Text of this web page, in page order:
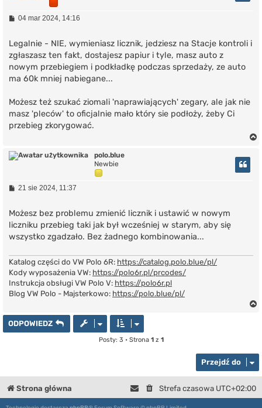
P
t
04 mar 2024, 14:16
Legalnie - NIE, wymieniasz licznik, jedziesz na Stacje kontroli i
zgłaszasz ten fakt, dostajesz papiur i tyle, masz auto z
nowym przebiegiem i podkładkę podczas sprzedaży, ze auto
ma 60k mniej nabiegane...
Możesz też szukać ziomali 'naprawiających' zegary, ale jak nie
masz 'pleców' to oficjalnie mało który sie podłoży, żeby Ci
przebieg zkorygować.
polo.blue
Newbie
P
t
21 sie 2024, 11:37
Możesz bez problemu zmienić licznik i ustawić w nowym
liczniku przebieg taki jak był wcześniej w starym, aby się
wszystko zgadzało. Bez żadnego kombinowania...
Katalog części do VW Polo 6R: https://catalog.polo.blue/pl/
Kody wyposażenia VW: https://polo6r.pl/prcodes/
Instrukcja obsługi VW Polo V: https://polo6r.pl
Blog VW Polo - Majsterkowo: https://polo.blue/pl/
ę
ODPOWIEDZ
Posty: 3 • Strona 1z 1
Przejdź do
Strona główna Strefa czasowa UTC+02:00